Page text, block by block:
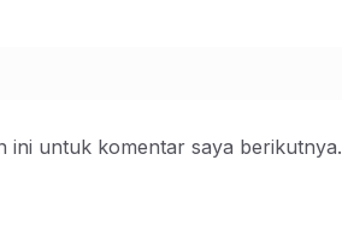
ini untuk komentar saya berikutnya.